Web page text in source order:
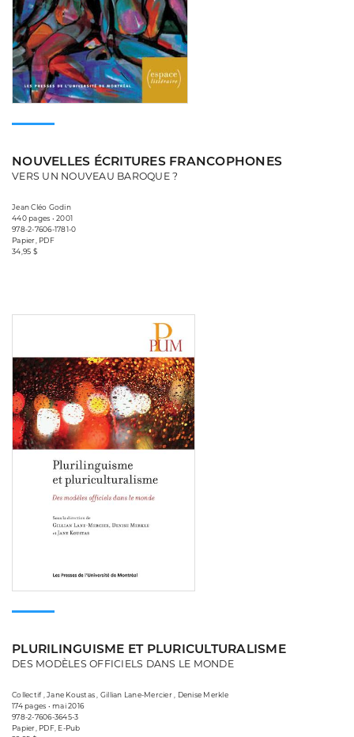
NOUVELLES ÉCRITURES FRANCOPHONES
VERS UN NOUVEAU BAROQUE ?
Jean Cléo Godin
440 pages • 2001
978-2-7606-1781-0
Papier, PDF
34,95 $
PLURILINGUISME ET PLURICULTURALISME
DES MODÈLES OFFICIELS DANS LE MONDE
Collectif , Jane Koustas , Gillian Lane-Mercier , Denise Merkle
174 pages • mai 2016
978-2-7606-3645-3
Papier, PDF, E-Pub